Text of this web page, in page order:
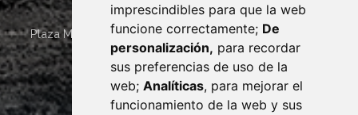
imprescindibles para que la web
funcione correctamente; De
personalización, para recordar
sus preferencias de uso de la
web; Analíticas, para mejorar el
funcionamiento de la web y sus
Plaza Mayor 4 22400 MONZÓN - ARAGÓN (ESPAÑA)
· (34) 974 400 700 ·
sac@monzon.es
monzon.es